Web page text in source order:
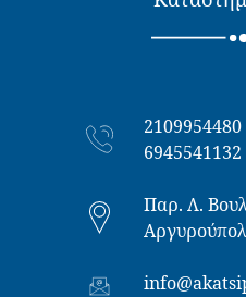
2109954480
6945541132
Παρ. Λ.